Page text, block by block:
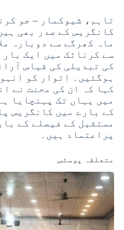
تاہم، شیوکمار – جو
کانگریس کے صدر بھی
ماہ کھرگے سے دوبارہ
سے کرناٹک میں ایک بار
کی تبدیلی کی قیاس
ہوگئیں۔ اتوار کو
کہا کہ ان کی محنت نے
میں یہاں تک پہنچایا
کے بارے میں کانگریس
مستقبل کے فیصلے کے
پراعتماد ہیں۔
متعلقہ پوسٹس